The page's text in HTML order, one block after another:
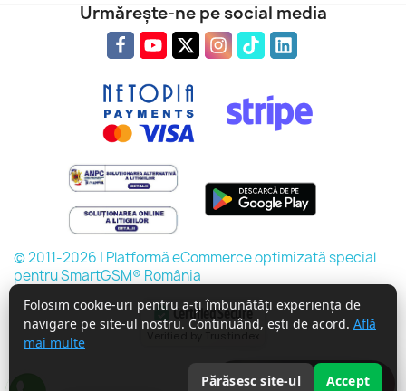
Folosim cookie-uri pentru a-ți îmbunătăți experiența de
navigare pe site-ul nostru. Continuând, ești de acord. Află
mai multe
Părăsesc site-ul Accept
Întreabă expertul
Urmărește-ne pe social media
© 2011-2026 | Platformă eCommerce optimizată special
pentru SmartGSM® România
Certified Secure